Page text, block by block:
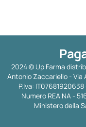
2024 © Up Farma
Antonio Zaccariello - Via
P.Iva:
Numero REA NA -
Ministero della